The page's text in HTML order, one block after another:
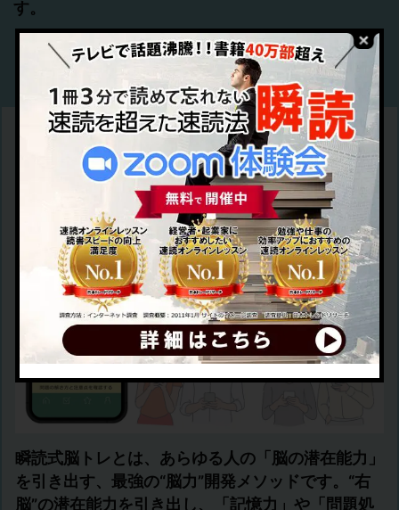
す。
お申込みはこちら
瞬読式 脳トレアプリ
瞬読式脳トレとは、あらゆる人の「脳の潜在能力」
を引き出す、最強の“脳力”開発メソッドです。“右
脳”の潜在能力を引き出し、「記憶力」や「問題処